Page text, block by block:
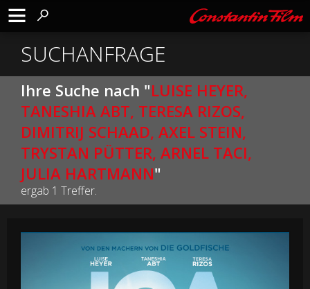
SUCHANFRAGE
Ihre Suche nach "LUISE HEYER,
TANESHIA ABT, TERESA RIZOS,
DIMITRIJ SCHAAD, AXEL STEIN,
TRYSTAN PÜTTER, ARNEL TACI,
JULIA HARTMANN"
ergab 1 Treffer.